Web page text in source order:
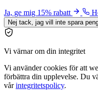
Ja, ge mig 15% rabatt
Nej tack, jag vill inte spara
Vi värnar om din integritet
Vi använder cookies för att
förbättra din upplevelse. Du
vårintegritetspolicy.